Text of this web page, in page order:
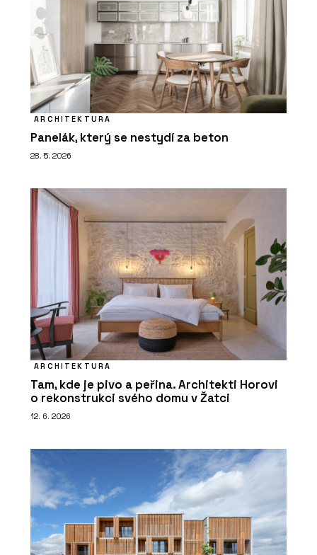
ARCHITEKTURA
Panelák, který se nestydí za beton
28. 5. 2026
ARCHITEKTURA
Tam, kde je pivo a peřina. Architekti Horovi
o rekonstrukci svého domu v Žatci
12. 6. 2026